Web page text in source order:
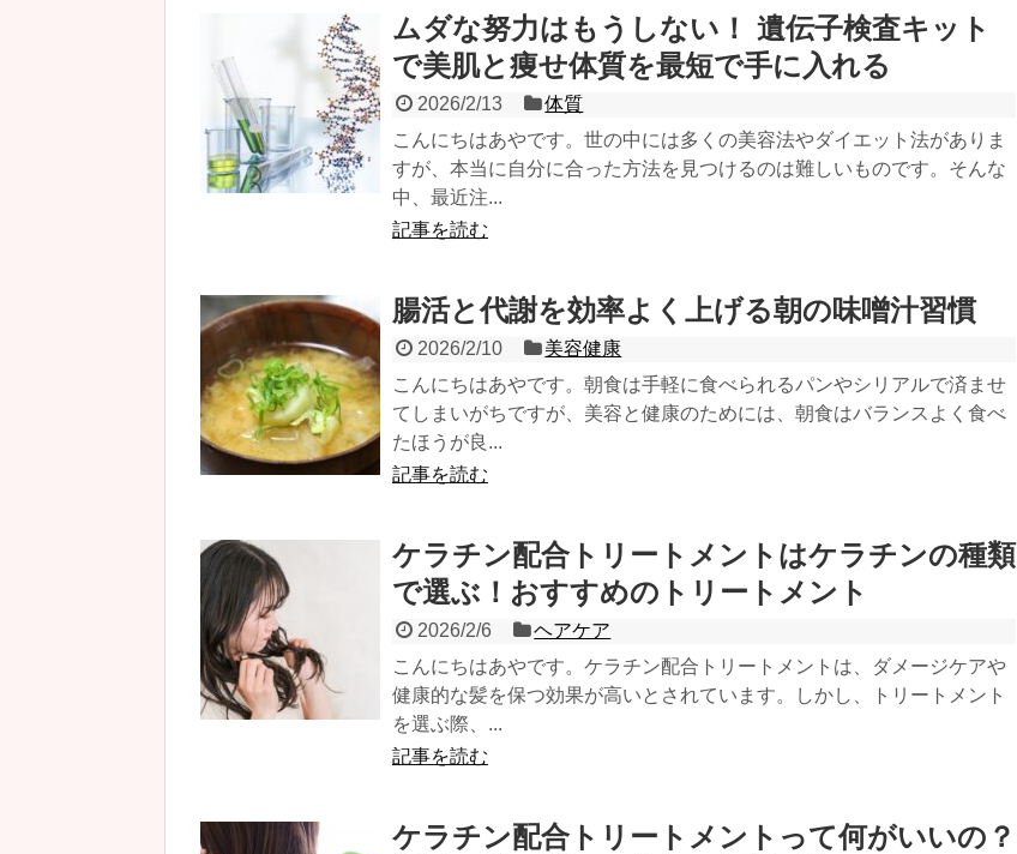
ムダな努力はもうしない！ 遺伝子検査キット
で美肌と痩せ体質を最短で手に入れる
2026/2/13
体質
こんにちはあやです。世の中には多くの美容法やダイエット法がありま
すが、本当に自分に合った方法を見つけるのは難しいものです。そんな
中、最近注...
記事を読む
腸活と代謝を効率よく上げる朝の味噌汁習慣
2026/2/10
美容健康
こんにちはあやです。朝食は手軽に食べられるパンやシリアルで済ませ
てしまいがちですが、美容と健康のためには、朝食はバランスよく食べ
たほうが良...
記事を読む
ケラチン配合トリートメントはケラチンの種類
で選ぶ！おすすめのトリートメント
2026/2/6
ヘアケア
こんにちはあやです。ケラチン配合トリートメントは、ダメージケアや
健康的な髪を保つ効果が高いとされています。しかし、トリートメント
を選ぶ際、...
記事を読む
ケラチン配合トリートメントって何がいいの？